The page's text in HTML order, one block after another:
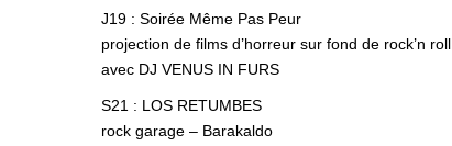
J19 : Soirée Même Pas Peur
projection de films d’horreur sur fond de rock’n roll
avec DJ VENUS IN FURS
S21 : LOS RETUMBES
rock garage – Barakaldo